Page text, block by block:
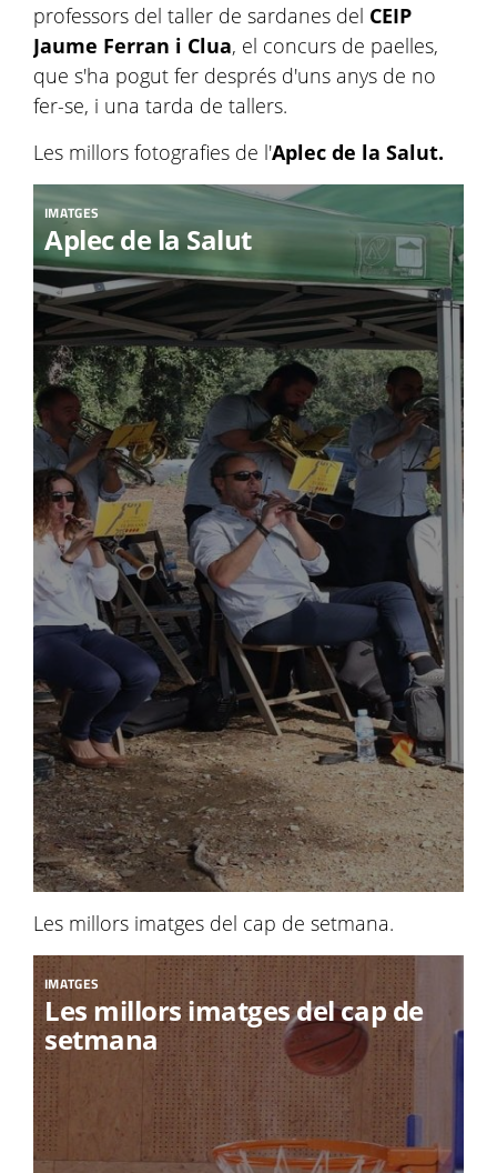
professors del taller de sardanes del CEIP
Jaume Ferran i Clua, el concurs de paelles,
que s'ha pogut fer després d'uns anys de no
fer-se, i una tarda de tallers.
Les millors fotografies de l'Aplec de la Salut.
IMATGES
Aplec de la Salut
Les millors imatges del cap de setmana.
IMATGES
Les millors imatges del cap de
setmana